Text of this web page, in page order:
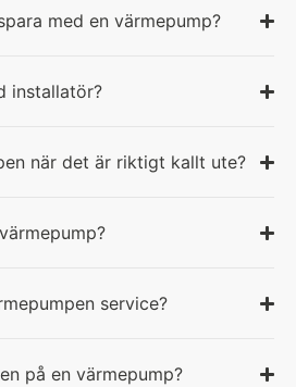
med en värmepump?
installatör?
när det är riktigt kallt ute?
service?
på en värmepump?